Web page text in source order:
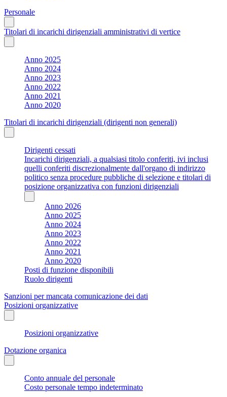
Personale
Titolari di incarichi dirigenziali amministrativi di vertice
Anno 2025
Anno 2024
Anno 2023
Anno 2022
Anno 2021
Anno 2020
Titolari di incarichi dirigenziali (dirigenti non generali)
Dirigenti cessati
Incarichi dirigenziali, a qualsiasi titolo conferiti, ivi inclusi
quelli conferiti discrezionalmente dall'organo di indirizzo
politico senza procedure pubbliche di selezione e titolari di
posizione organizzativa con funzioni dirigenziali
Anno 2026
Anno 2025
Anno 2024
Anno 2023
Anno 2022
Anno 2021
Anno 2020
Posti di funzione disponibili
Ruolo dirigenti
Sanzioni per mancata comunicazione dei dati
Posizioni organizzative
Posizioni organizzative
Dotazione organica
Conto annuale del personale
Costo personale tempo indeterminato